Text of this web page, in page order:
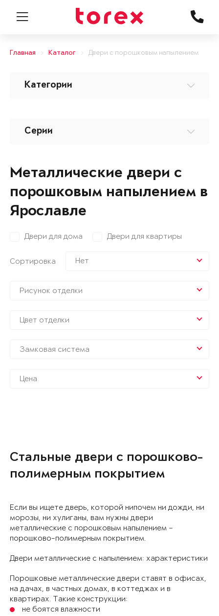
Главная Каталог Двери с порошковым напылением
Категории
Серии
Металлические двери с
порошковым напылением в
Ярославле
Двери для дома Двери для квартиры
Сортировка Нет
Рисунок отделки
Цвет отделки
Замковая система
Цена
Стальные двери с порошково-
полимерным покрытием
Если вы ищете дверь, которой нипочем ни дожди, ни
морозы, ни хулиганы, вам нужны двери
металлические с порошковым напылением –
порошково-полимерным покрытием.
Двери металлические с напылением: характеристики
Порошковые металлические двери ставят в офисах,
на дачах, в частных домах, в коттеджах и в
квартирах. Такие конструкции:
не боятся влажности